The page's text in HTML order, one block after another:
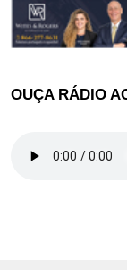
OUÇA RÁDIO